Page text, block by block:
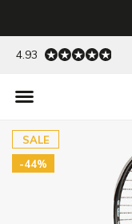
4.93
SALE
-44%